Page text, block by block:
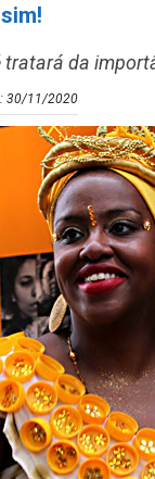
tratará da
30/11/2020